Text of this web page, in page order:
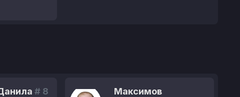
# 8
Максимов